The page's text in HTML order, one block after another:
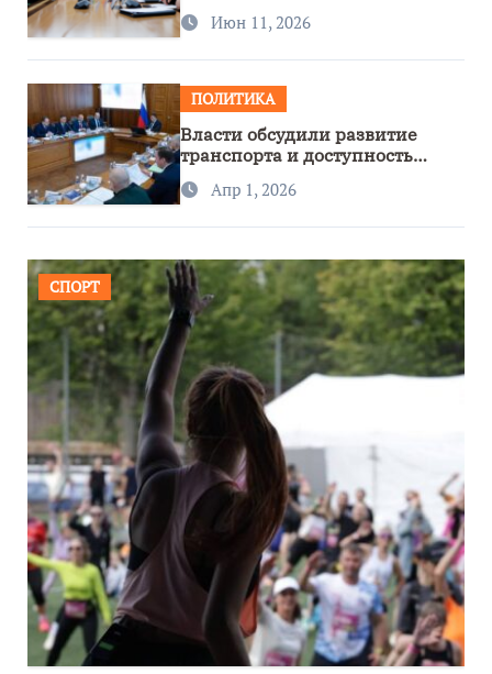
сотрудничество с Узбекистаном
Июн 11, 2026
ПОЛИТИКА
Власти обсудили развитие
транспорта и доступность
региона
Апр 1, 2026
СПОРТ